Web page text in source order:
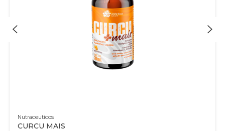
Nutraceuticos
CURCU MAIS